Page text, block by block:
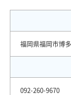
福岡県福岡市博
092-260-9670